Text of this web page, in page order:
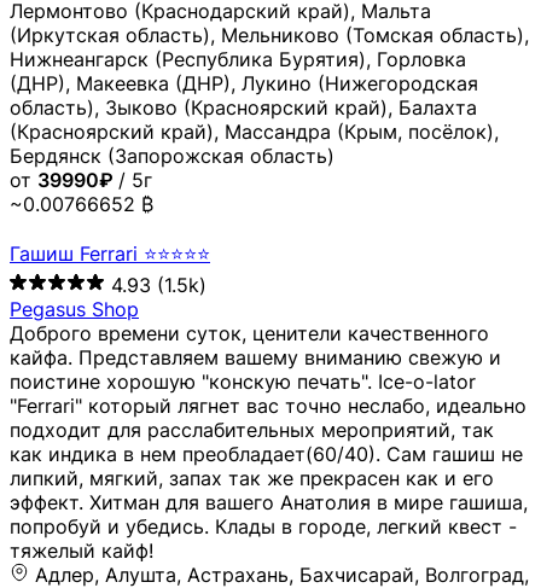
Лермонтово (Краснодарский край), Мальта
(Иркутская область), Мельниково (Томская область),
Нижнеангарск (Республика Бурятия), Горловка
(ДНР), Макеевка (ДНР), Лукино (Нижегородская
область), Зыково (Красноярский край), Балахта
(Красноярский край), Массандра (Крым, посёлок),
Бердянск (Запорожская область)
от 39990₽ / 5г
~0.00766652 ₿
Гашиш Ferrari ⭐⭐⭐⭐⭐
4.93 (1.5k)
Pegasus Shop
Доброго времени суток, ценители качественного
кайфа. Представляем вашему вниманию свежую и
поистине хорошую "конскую печать". Ice-o-lator
"Ferrari" который лягнет вас точно неслабо, идеально
подходит для расслабительных мероприятий, так
как индика в нем преобладает(60/40). Сам гашиш не
липкий, мягкий, запах так же прекрасен как и его
эффект. Хитман для вашего Анатолия в мире гашиша,
попробуй и убедись. Клады в городе, легкий квест -
тяжелый кайф!
Адлер, Алушта, Астрахань, Бахчисарай, Волгоград, Волжский, Евпатория, Екатеринбург, Ишимбай, Казань, Керчь, Копейск, Курск, Рыльск, Саки, Салават, Симферополь, Сочи, Старый Крым, Стерлитамак, Судак, Уфа, Феодосия, Хабаровск, Челябинск, Ялта, Джанкой, Новосибирск, Щёлкино, Санкт-Петербург, Мурманск, Сургут, Невинномысск, Черкесск, Усть-Лабинск, Геленджик, Ставрополь, Калуга, Елец, Лебедянь, Данков, Жуковский, Оренбург, Орск (Оренбургская область), Магнитогорск, Пермь, Зеленоград, Солнечногорск, Нижний Новгород, Лысково, Заволжье, Кстово, Балахна (Нижегородская область), Богородск, Бор (Нижегородская область), Саратов, Энгельс, Ижевск, Тюмень, Ростов-на-Дону, Шахты, Новочеркасск, Батайск, Аксай, Люберцы, Истра, Москва, Армавир, Краснодар, Магадан, Самара, Анапа, Славянск-на-Кубани, Чаплыгин, Липецк, Нижний Тагил, Орехово-Зуево, Усть-Джегута, Лянтор, Нефтеюганск, Пыть-Ях, Урень, Ветлуга, Шахунья, Новороссийск, Крымск, Тимашёвск, Тольятти, Воткинск, Звенигород, Руза, Можайск, Белгород, Воронеж, Соликамск, Нытва, Лысьва (Пермский край), Чусовой, Кунгур, Краснокамск, Миасс, Губаха, Тула, Новомосковск, Донской, Омск, Льгов, Мытищи, Королёв, Ивантеевка, Балашиха, Семилуки, Кудымкар, Старый Оскол, Оса (Пермский край), Одинцово (Московская область), Ханты-Мансийск, Лабинск, Темрюк, Курганинск, Белореченск (Краснодарский край), Алупкa, Губкин, Рязань, Калининград, Усть-Илимск, Фрязино, Минеральные Воды, Пятигорск, Кострома, Ярославль, Коркино, Верхняя Пышма, Подольск, Красноярск, Смоленск, Долгопрудный, Чебоксары, Калачинск, Канск, Киров (Кировская область), Вологда, Рославль, Владивосток, Обнинск, Балабаново (Калужская область), Малоярославец, Брянск, Видное, Ярцево, Вязьма, Гагарин, Приволжск, Фурманов, Чайковский, Кинешма, Горячий Ключ, Улан-Удэ, Туймазы, Дюртюли, Альметьевск, Нефтекамск, Хадыженск, Апшеронск, Майкоп, Уссурийск, Ульяновск, Гатчина, Луга (Ленинградская область), Надым, Ногинск, Электросталь, Железнодорожный (Московская область), Бутурлиновка, Кириллов, Краснознаменск (Калиниградская область), Мышкин, Томмот, Холм, Абакан, Абдулино, Агидель, Агрыз, Адыгейск, Азнакаево, Алатырь, Алдан, Алейск, Александров, Александровск, Алексеевка (Белгородская обл.), Алексин, Амурск, Анадырь, Ангарск, Андреаполь, Анжеро-Судженск, Анива, Апатиты, Арамиль, Ардон, Арзамас, Аркадак, Арсеньев, Артём, Артёмовский, Архангельск, Асбест, Асино, Аткарск, Ахтубинск, Аша, Бабаево (Вологодская область), Бавлы (Республика Татарстан), Байкальск, Бакал, Баксан, Балаклава, Балаково (Саратовская область), Балашов (Саратовская область), Балтийск, Барабинск, Барнаул, Барыш (Ульяновская область), Бежецк, Белая Калитва (Ростовская область), Белебей, Белогорск (Крым), Белозерск, Белокуриха, Беломорск, Белоозёрский (Московская область), Белорецк (Республика Башкортостан), Кызыл, Белоярский (Ханты-Мансийский АО), Бердск, Березники (Пермский край), Берёзовский (Кемеровская область), Берёзовский (Свердловская область), Беслан, Бийск, Бикин, Билибино, Биробиджан, Благовещенск (Амурская область), Благовещенск (Башкортостан), Бобров, Богородицк, Боготол, Богучар, Бокситогорск (Ленинградская область), Бологое (Тверская область), Болхов, Большой Камень (Приморский край), Борисоглебск (Воронежская область), Боровичи (Новгородская область), Боровск, Бородино, Братск, Бронницы (Московская область), Бугульма (Республика Татарстан), Бугуруслан (Оренбургская область), Буинск, Буй, Буйнакск, Валдай, Валуйки, Велиж, Великие Луки, Великий Новгород, Великий Устюг, Вельск, Венёв, Верещагино, Верхнеуральск, Верхний Уфалей, Верхняя Салда, Верхняя Тура, Весьегонск, Вилючинск, Вихоревка, Вичуга, Владикавказ, Волгодонск, Волгореченск, Володарск, Волосово, Волчанск, Вольск, Воркута, Ворсма, Всеволожск (Ленинградская область), Вуктыл, Выкса, Высоковск, Высоцк, Вытегра, Вышний Волочёк, Вяземский, Вязники, Вятские Поляны, Нея, Шилка, Гаврилов Посад, Гаврилов-Ям, Гай, Галич, Гдов, Голицыно, Горно-Алтайск, Горнозаводск, Горняк, Городец, Гороховец, Гремячинск, Грозный, Грязи, Грязовец, Губкинский, Гуково, Гулькевичи, Гурьевск (Калининградская область), Гурьевск (Кемеровская область), Гусев, Гусь-Хрустальный, Давлеканово, Далматово, Дальнегорск, Дегтярск, Дедовск, Демидов, Дербент, Десногорск, Дзержинск, Дзержинский (Московская область), Дивногорск, Димитровград, Дмитровск, Дно, Добрянка, Долинск, Домодедово, Донецк (ДНР), Дорогобуж, Дрезна, Дубна, Дудинка, Духовщина, Дятьково, Егорьевск, Елабуга, Елизово, Ельня (Будет изменено название), Емва, Енисейск, Ермолино, Ершов, Ессентуки, Ефремов, Железноводск, Железногорск (Красноярский край), Железногорск (Курская область), Железногорск-Илимский, Жигулёвск, Жиздра, Жирновск, Жуков, Жуковка, Заводоуковск, Заволжск, Задонск, Заинск, Заозёрный, Заозёрск, Западная Двина, Заполярный, Зарайск, Заречный (Пензенская область), Заречный (Свердловская область), Заринск, Звенигово, Зверево, Зеленогорск ( Ленинградская обл. ), Зеленоградск, Зеленодольск, Зеленокумск, Зерноград, Зима, Змеиногорск, Зубцов, Ивангород, Иваново, Ивдель, Избербаш, Изобильный, Иланский, Инза, Инкерман, Инта, Ипатово, Искитим, Йошкар-Ола, Кадников, Калач, Калач-на-Дону, Калининск, Калтан, Калязин, Камбарка, Каменка (Пензенская область), Каменногорск (Ленинградская область), Каменск-Уральский, Каменск-Шахтинский, Камень-на-Оби, Камешково, Камышин, Канаш, Кандалакша, Карабаново, Карабаш, Карачаевск, Каргат, Каргополь, Карпинск, Карталы, Касимов, Касли, Каспийск, Катав-Ивановск, Катайск, Качканар, Кашин, Кашира, Кемерово, Кемь, Кизел, Кизилюрт, Кизляр, Кимовск, Кимры, Кингисепп, Кинель, Киреевск, Киренск, Киржач, Кириши, Кирово-Чепецк, Кировск (Ленинградская область), Кировск (Мурманская область), Кирсанов, Киселёвск, Кисловодск, Климовск, Клинцы, Княгинино, Ковдор, Ковров, Когалым, Козельск, Козьмодемьянск, Кола, Кологрив, Колпашево, Колпино, Кольчугино, Комсомольск, Комсомольск-на-Амуре, Конаково, Кондопога, Кондрово, Константиновск, Кораблино, Кореновск, Корсаков, Коряжма, Костерёво, Костомукша, Котельники, Котельниково, Котельнич, Котлас, Котовск, Кохма, Красноармейск (Московская область), Краснозаводск, Краснознаменск (Московская область), Краснокаменск, Краснослободск (Волгоградская область), Краснотурьинск, Красноуральск, Красный Сулин, Кремёнки, Кропоткин, Кубинка, Кувшиново (Тверская область), Кудрово, Кулебаки, Кумертау, Курлово, Куровское, Куртамыш, Курчатов, Куса, Кушва, Кыштым, Лабытнанги, Лагань, Лаишево (Республика Татарстан), Лакинск, Лангепас, Лахденпохья, Ленинск-Кузнецкий, Ленск (Республика Саха), Лермонтов (Ставропольский край), Лесозаводск (Приморский край), Лесосибирск, Ливны (Орловская область), Ликино-Дулёво, Липки (Тульская область), Лиски (Воронежская область), Лихославль, Лодейное Поле, Ломоносов (Санкт-Петербург), Лосино-Петровский, Лукоянов, Луховицы, Лыткарино, Любань (Ленинградская область), Любим, Людиново, Магас, Майский, Макаров, Малая Вишера, Малгобек, Мамадыш, Мамоново, Мантурово, Маркс, Махачкала, Мглин, Мегион, Медвежьегорск, Медногорск, Медынь, Меленки, Мелеуз, Менделеевск, Мещовск, Микунь, Миллерово, Минусинск, Миньяр, Мирный (Архангельская область), Мирный (Якутия), Михайловка (Город), Михайловск (Свердловская область), Михайловск (Ставропольский край), Могоча, Можга, Моздок, Мончегорск, Морозовск, Моршанск, Мосальск, Муравленко, Мурино, Муром, Мценск, Мыски, Набережные Челны, Навашино (Нижегородская область), Назарово (Красноярский край), Назрань, Нальчик, Наро-Фоминск, Нарткала, Нарьян-Мар, Находка, Невель (Псковская область), Невельск, Невьянск, Нелидово (Тверская область), Неман, Нерехта (Костромская область), Нерюнгри, Нестеров, Нефтегорск (Самарская область), Нефтекумск, Нижневартовск, Нижнекамск (Республика Татарстан), Нижнеудинск, Нижние Серги, Нижний Ломов, Нижняя Тура, Николаевск-на-Амуре, Никольск (Вологодская область), Никольск (Пензенская область), Новая Ладога, Новая Ляля, Новоалександровск, Новоалтайск, Нововоронеж, Новодвинск, Новозыбков, Новокубанск, Новокуйбышевск, Новомичуринск, Новопавловск, Новоржев, Новосокольники, Новотроицк, Новоульяновск, Новоуральск, Новохопёрск, Новочебоксарск, Новошахтинск, Новый Оскол, Новый Уренгой, Норильск, Нурлат, Нягань, Нязепетровск, Няндома, Облучье, Обоянь, Озёрск (Калининградская область), Озёрск (Челябинская область), Озёры, Октябрьск (Самарская область), Октябрьский (Башкортостан), Окуловка (Новгородская область), Оленегорск, Олонец, Онега, Опочка, Осинники, Осташков, Остров, Острогожск, Отрадный, Оха, Павлово, Павловск (Воронежская область), Павловск (Санкт-Петербург), Павловский Посад, Партизанск, Певек, Пенза, Первоуральск, Перевоз, Пересвет, Переславль-Залесский, Пестово (Новгородская область), Петрозаводск, Петропавловск-Камчатский, Печоры, Пикалёво, Пионерский, Питкяранта, Плавск, Плёс, Подпорожье, Покачи, Покров, Покровск, Полесск, Полысаево, Полярные Зори, Полярный, Поронайск, Порхов, Похвистнево, Почеп, Починок, Пошехонье, Правдинск, Приморск (Калининградская область), Приморско-Ахтарск, Приозерск, Прокопьевск, Протвино, Прохладный, Пугачёв, Пудож, Пустошка, Пушкино, Пущино, Пыталово, Радужный (Владимирская область), Радужный (Ханты-Мансийский АО), Райчихинск, Раменское, Рассказово, Ревда, Реж, Реутов, Родники, Россошь, Ростов (Ярославская обл.), Рошаль, Ртищево, Рубцовск, Рузаевка, Рыбинск, Рыбное, Ряжск, Салехард, Сальск, Саранск, Сарапул, Саров, Сасово, Сатка, Сафоново, Саяногорск, Саянск, Светлогорск, Светлоград, Светлый, Светогорск (Ленинградская область), Свободный, Себеж, Северобайкальск, Северодвинск, Североуральск, Сегежа, Семикаракорск, Сенгилей, Серафимович, Сергач, Сергиев Посад, Сердобск, Сертолово (Ленинградская область), Сестрорецк (Ленинградская область), Сибай, Скопин, Славгород, Сланцы, Слободской, Слюдянка, Собинка, Советск (Кировская область), Советск (Калининградская область), Советск (Тульская область), Советская Гавань, Советский (Ханты-Мансийский АО), Сокол (Вологодская область), Солигалич, Соль-Илецк, Сольцы, Сортавала, Сосенский, Сосновоборск, Сосновый Бор (Ленинградская область), Сосногорск, Спас-Клепики, Спасск-Рязанский, С